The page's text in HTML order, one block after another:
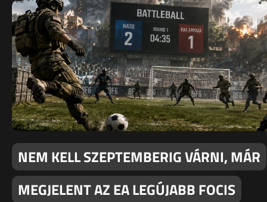
NEM KELL SZEPTEMBERIG VÁRNI, MÁR
MEGJELENT AZ EA LEGÚJABB FOCIS